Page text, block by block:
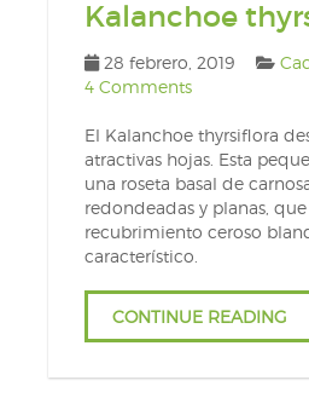
Kalanchoe
28 febrero, 2019
4 Comments
El Kalanchoe thyrsiflora
atractivas hojas. Esta
una roseta basal de
redondeadas y planas,
recubrimiento ceroso
característico.
CONTINUE READING